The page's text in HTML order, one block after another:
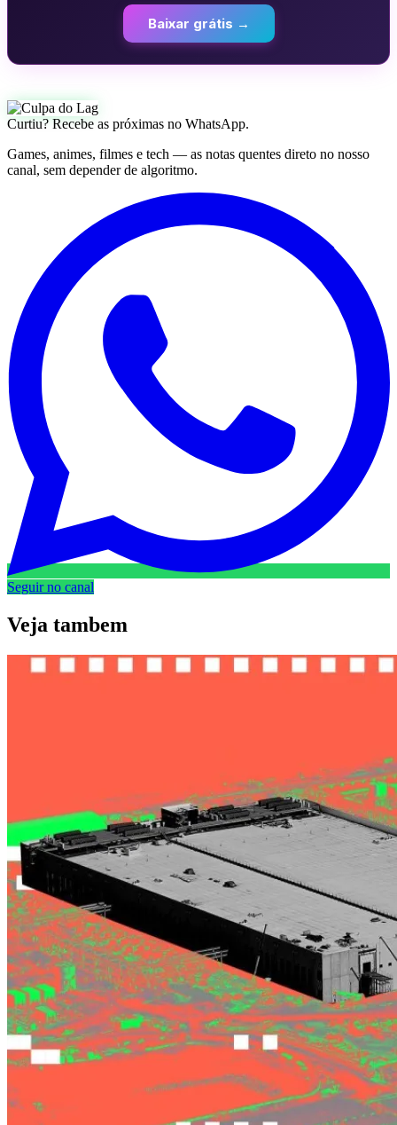
Baixar grátis →
Curtiu? Recebe as próximas no WhatsApp.
Games, animes, filmes e tech — as notas quentes direto no nosso
canal, sem depender de algoritmo.
Seguir no canal
Veja tambem